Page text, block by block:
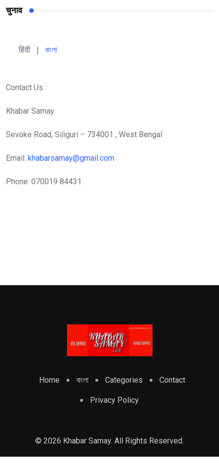
चुनाव
हिंदी | বাংলা
Contact Us :
Khabar Samay
Sevoke Road, Siliguri – 734001 , West Bengal
Email: khabarsamay@gmail.com
Phone: 070019 84431
Home বাংলা Categories Contact
Privacy Policy
© 2026 Khabar Samay. All Rights Reserved.